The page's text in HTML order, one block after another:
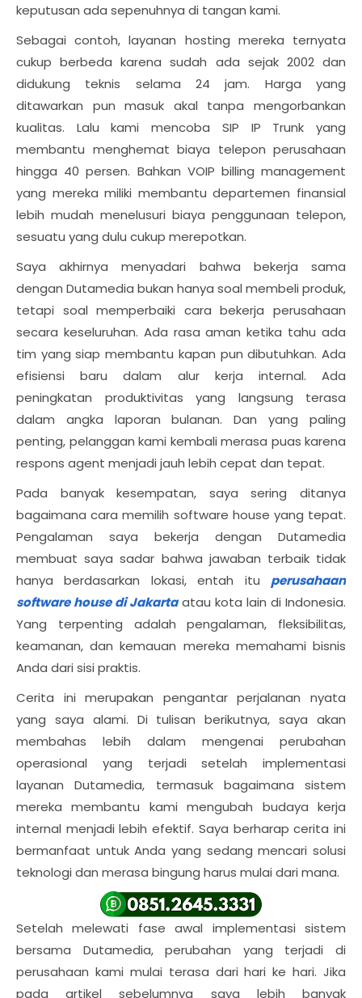
keputusan ada sepenuhnya di tangan kami.
Sebagai contoh, layanan hosting mereka ternyata
cukup berbeda karena sudah ada sejak 2002 dan
didukung teknis selama 24 jam. Harga yang
ditawarkan pun masuk akal tanpa mengorbankan
kualitas. Lalu kami mencoba SIP IP Trunk yang
membantu menghemat biaya telepon perusahaan
hingga 40 persen. Bahkan VOIP billing management
yang mereka miliki membantu departemen finansial
lebih mudah menelusuri biaya penggunaan telepon,
sesuatu yang dulu cukup merepotkan.
Saya akhirnya menyadari bahwa bekerja sama
dengan Dutamedia bukan hanya soal membeli produk,
tetapi soal memperbaiki cara bekerja perusahaan
secara keseluruhan. Ada rasa aman ketika tahu ada
tim yang siap membantu kapan pun dibutuhkan. Ada
efisiensi baru dalam alur kerja internal. Ada
peningkatan produktivitas yang langsung terasa
dalam angka laporan bulanan. Dan yang paling
penting, pelanggan kami kembali merasa puas karena
respons agent menjadi jauh lebih cepat dan tepat.
Pada banyak kesempatan, saya sering ditanya
bagaimana cara memilih software house yang tepat.
Pengalaman saya bekerja dengan Dutamedia
membuat saya sadar bahwa jawaban terbaik tidak
hanya berdasarkan lokasi, entah itu perusahaan
software house di Jakartaatau kota lain di Indonesia.
Yang terpenting adalah pengalaman, fleksibilitas,
keamanan, dan kemauan mereka memahami bisnis
Anda dari sisi praktis.
Cerita ini merupakan pengantar perjalanan nyata
yang saya alami. Di tulisan berikutnya, saya akan
membahas lebih dalam mengenai perubahan
operasional yang terjadi setelah implementasi
layanan Dutamedia, termasuk bagaimana sistem
mereka membantu kami mengubah budaya kerja
internal menjadi lebih efektif. Saya berharap cerita ini
bermanfaat untuk Anda yang sedang mencari solusi
teknologi dan merasa bingung harus mulai dari mana.
Setelah melewati fase awal implementasi sistem
bersama Dutamedia, perubahan yang terjadi di
perusahaan kami mulai terasa dari hari ke hari. Jika
pada artikel sebelumnya saya lebih banyak